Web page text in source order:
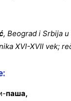
, Beograd i Srbija
XVI-XVII vek;
паша,